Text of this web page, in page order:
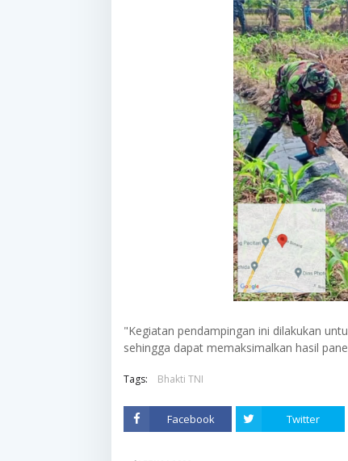
"Kegiatan pendampingan ini dilakukan
sehingga dapat memaksimalkan hasil
Tags: Bhakti TNI
Facebook Twitter